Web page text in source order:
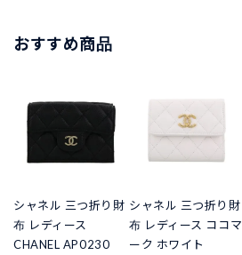
おすすめ商品
シャネル 三つ折り財
布 レディース
CHANEL AP0230
シャネル 三つ折り財
布 レディース ココマ
ーク ホワイト